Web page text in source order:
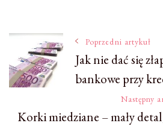
Nawigacja
wpisu
Poprzedni artykuł
Jak nie dać się
bankowe przy
Następny
Korki miedziane – mały